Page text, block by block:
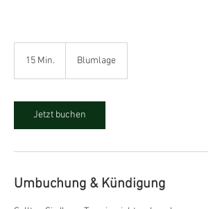
15 Min.
i
n
.
Blumlage
Jetzt buchen
Umbuchung & Kündigung